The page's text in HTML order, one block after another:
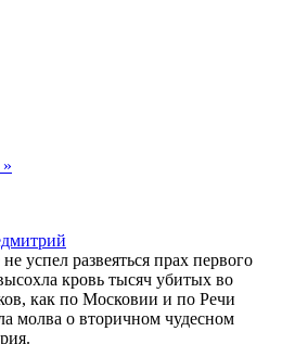
успел развеяться прах первого
кровь тысяч убитых во
как по Московии и по Речи
молва о вторичном чудесном